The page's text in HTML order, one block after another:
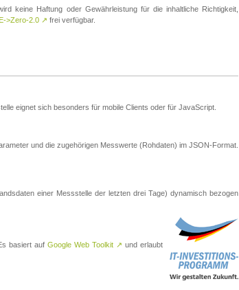
keine Haftung oder Gewährleistung für die inhaltliche Richtigkeit,
>Zero-2.0 ↗ frei verfügbar.
eignet sich besonders für mobile Clients oder für JavaScript.
und die zugehörigen Messwerte (Rohdaten) im JSON-Format.
einer Messstelle der letzten drei Tage) dynamisch bezogen
basiert auf Google Web Toolkit ↗ und erlaubt